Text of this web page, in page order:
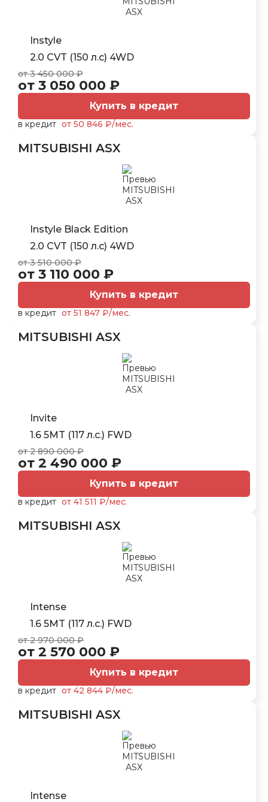
Instyle
2.0 CVT (150 л.с) 4WD
от 3 450 000 ₽
от 3 050 000 ₽
Купить в кредит
в кредит от 50 846 ₽/мес.
MITSUBISHI ASX
Instyle Black Edition
2.0 CVT (150 л.с) 4WD
от 3 510 000 ₽
от 3 110 000 ₽
Купить в кредит
в кредит от 51 847 ₽/мес.
MITSUBISHI ASX
Invite
1.6 5MT (117 л.с.) FWD
от 2 890 000 ₽
от 2 490 000 ₽
Купить в кредит
в кредит от 41 511 ₽/мес.
MITSUBISHI ASX
Intense
1.6 5MT (117 л.с.) FWD
от 2 970 000 ₽
от 2 570 000 ₽
Купить в кредит
в кредит от 42 844 ₽/мес.
MITSUBISHI ASX
Intense